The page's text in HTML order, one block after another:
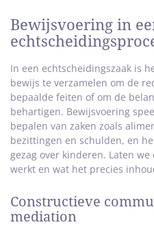
Bewijsvoering in
In een echtscheidingszaak is
bewijs te verzamelen om de
bepaalde feiten of om de
behartigen. Bewijsvoering
bepalen van zaken zoals
bezittingen en schulden, en
gezag over kinderen. Laten
werkt en wat het precies
Constructieve
mediation